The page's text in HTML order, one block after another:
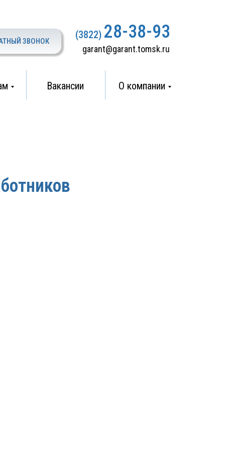
Вакансии О компании
28-38-93
(3822)
garant@garant.tomsk.ru
ЗВОНОК